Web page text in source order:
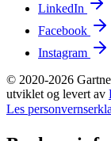
LinkedIn
Facebook
Instagram
© 2020-2026
utviklet og levert av
Les